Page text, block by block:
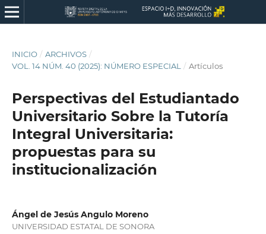
INICIO / ARCHIVOS /
VOL. 14 NÚM. 40 (2025): NÚMERO ESPECIAL
/ Artículos
Perspectivas del Estudiantado
Universitario Sobre la Tutoría
Integral Universitaria:
propuestas para su
institucionalización
Ángel de Jesús Angulo Moreno
UNIVERSIDAD ESTATAL DE SONORA